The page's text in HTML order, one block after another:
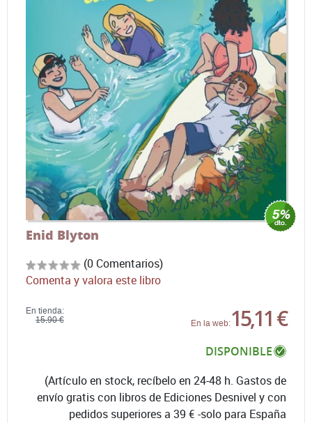
Enid Blyton
(0 Comentarios)
Comenta y valora este libro
En tienda:
15,90 €
En la web:15,11 €
DISPONIBLE
(Artículo en stock, recíbelo en 24-48 h. Gastos de
envío gratis con libros de Ediciones Desnivel y con
pedidos superiores a 39 € -solo para España